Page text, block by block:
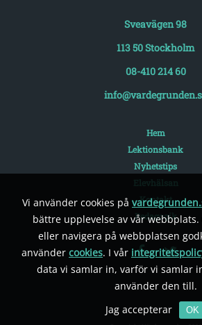
Vi använder cookies på
bättre upplevelse av vår webbplats.
eller navigera på webbplatsen
använder cookies. I vår
data vi samlar in, varför vi samlar
använder den till.
Jag accepterar
OK
Sveavägen 98
113 50 Stockholm
08-410 214 60
Hem
Lektionsbank
Nyhetstips
Kontakt
Pedagogik